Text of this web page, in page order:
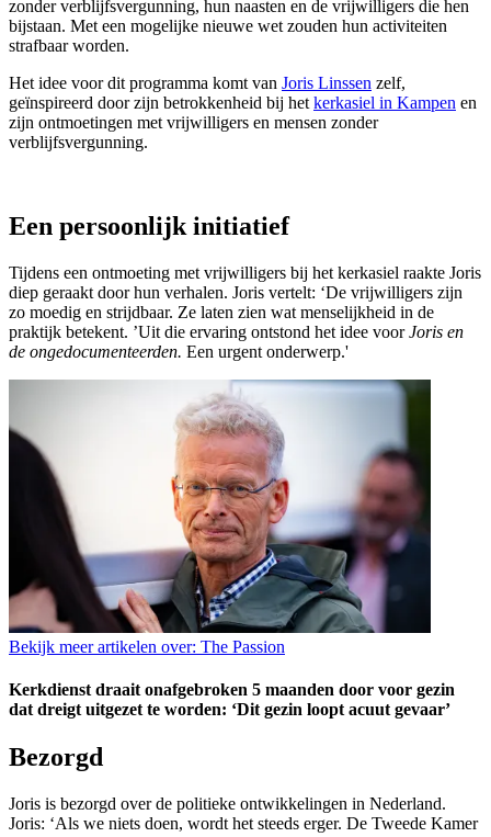
zonder verblijfsvergunning, hun naasten en de vrijwilligers die hen
bijstaan. Met een mogelijke nieuwe wet zouden hun activiteiten
strafbaar worden.
Het idee voor dit programma komt van Joris Linssen zelf,
geïnspireerd door zijn betrokkenheid bij het kerkasiel in Kampen en
zijn ontmoetingen met vrijwilligers en mensen zonder
verblijfsvergunning.
Een persoonlijk initiatief
Tijdens een ontmoeting met vrijwilligers bij het kerkasiel raakte Joris
diep geraakt door hun verhalen. Joris vertelt: ‘De vrijwilligers zijn
zo moedig en strijdbaar. Ze laten zien wat menselijkheid in de
praktijk betekent. ’Uit die ervaring ontstond het idee voorJoris en
de ongedocumenteerden. Een urgent onderwerp.'
Bekijk meer artikelen over: The Passion
Kerkdienst draait onafgebroken 5 maanden door voor gezin
dat dreigt uitgezet te worden: ‘Dit gezin loopt acuut gevaar’
Bezorgd
Joris is bezorgd over de politieke ontwikkelingen in Nederland.
Joris: ‘Als we niets doen, wordt het steeds erger. De Tweede Kamer